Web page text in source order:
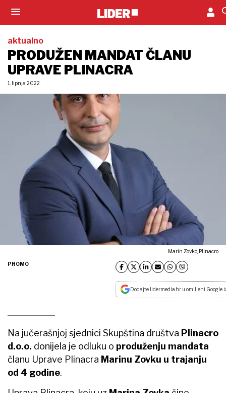
aktualno
PRODUŽEN MANDAT ČLANU
UPRAVE PLINACRA
1. lipnja 2022.
Marin Zovko, Plinacro
PROMO
Dodajte lidermedia.hr u omiljeni Google
Na jučerašnjoj sjednici Skupština društva Plinacro
d.o.o. donijela je odluku o produženju mandata
članu Uprave Plinacra Marinu Zovku u trajanju
od 4 godine.